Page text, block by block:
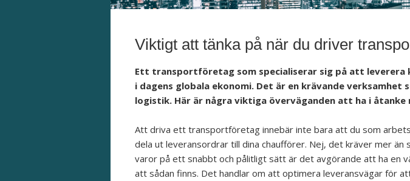
Viktigt att tänka på när du driver
Ett transportföretag som specialiserar sig på att leverera
i dagens globala ekonomi. Det är en krävande
logistik. Här är några viktiga överväganden att ha i
Att driva ett transportföretag innebär inte bara att du som
dela ut leveransordrar till dina chaufförer. Nej, det kräver mer
varor på ett snabbt och pålitligt sätt är det avgörande att ha en
att sådan finns. Det handlar om att optimera leveransvägar för